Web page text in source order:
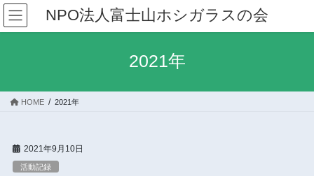
コ
ン
テ
ス
ナ
ビ
ゲ
ン
NPO法人富士山ホシガラスの会
2021年
HOME 2021年
2021年9月10日
活動記録